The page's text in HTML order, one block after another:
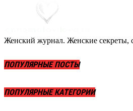
Женский журнал. Женские секреты,
ПОПУЛЯРНЫЕ ПОСТЫ
ПОПУЛЯРНЫЕ КАТЕГОРИИ